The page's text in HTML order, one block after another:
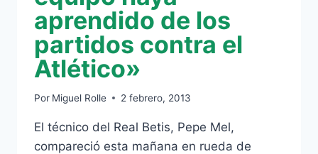
aprendido de los
partidos contra el
Atlético»
Por Miguel Rolle 2 febrero, 2013
El técnico del Real Betis, Pepe Mel,
compareció esta mañana en rueda de